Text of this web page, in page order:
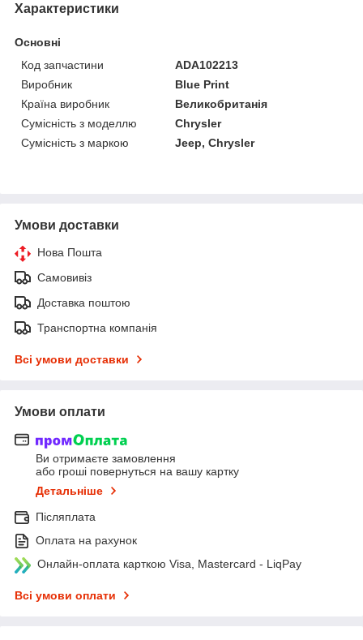
Характеристики
Основні
Код запчастини
ADA102213
Виробник
Blue Print
Країна виробник
Великобританія
Сумісність з моделлю
Chrysler
Сумісність з маркою
Jeep, Chrysler
Умови доставки
Нова Пошта
Самовивіз
Доставка поштою
Транспортна компанія
Всі умови доставки
Умови оплати
Ви отримаєте замовлення
або гроші повернуться на вашу картку
Детальніше
Післяплата
Оплата на рахунок
Онлайн-оплата карткою Visa, Mastercard - LiqPay
Всі умови оплати